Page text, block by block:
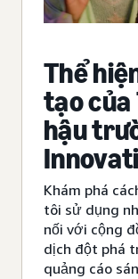
Thể
tạo của
hậu
tôi
Khám phá
tôi sử dụng
nối với cộng
dịch đột phá
quảng cáo